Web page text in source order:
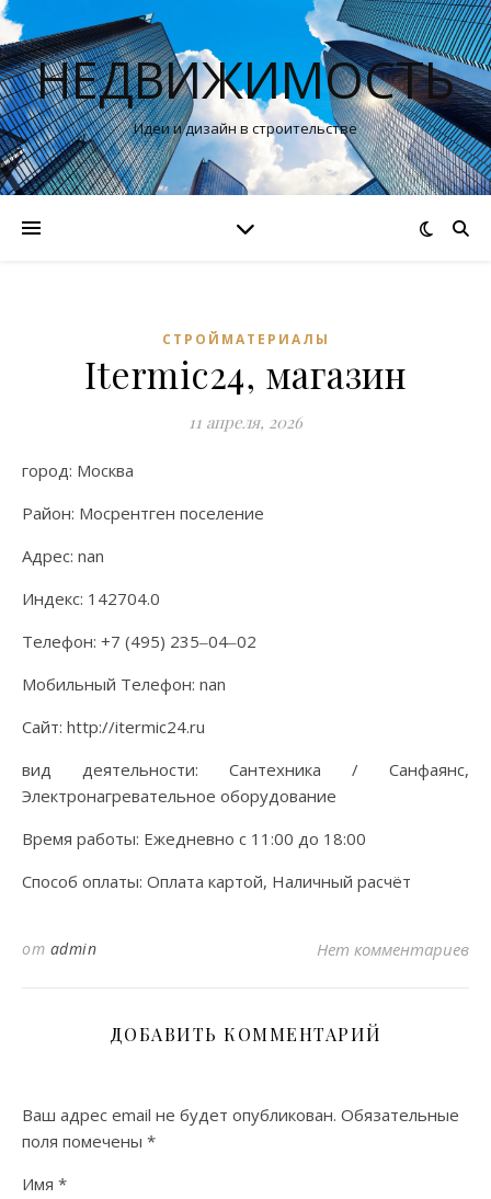
НЕДВИЖИМОСТЬ
Идеи и дизайн в строительстве
СТРОЙМАТЕРИАЛЫ
Itermic24, магазин
11 апреля, 2026
город: Москва
Район: Мосрентген поселение
Адрес: nan
Индекс: 142704.0
Телефон: +7 (495) 235‒04‒02
Мобильный Телефон: nan
Сайт: http://itermic24.ru
вид деятельности: Сантехника / Санфаянс,
Электронагревательное оборудование
Время работы: Ежедневно с 11:00 до 18:00
Способ оплаты: Оплата картой, Наличный расчёт
от admin Нет комментариев
ДОБАВИТЬ КОММЕНТАРИЙ
Ваш адрес email не будет опубликован. Обязательные
поля помечены *
Имя *